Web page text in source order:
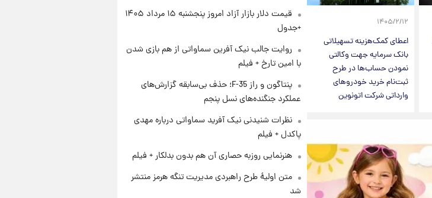
۱۴۰۵/۲/۱۲
اعطای کمک‌هزینه تسهیلاتی
بانک سرمایه جهت وکالتی
نمودن حساب‌ها در طرح
ثبت‌نام خرید خودروهای
وارداتی شرکت اتونوین
قیمت دلار بازار آزاد امروز پنجشنبه ۱۵ مرداد ۱۴۰۵
+جدول
روایت جالب نیک آفرین سماواتی از هم بازی شدن
با امین تارخ + فیلم
پنتاگون و راز F-35؛ حذف بی‌سابقه گزارش‌های
عملکرد جنگنده‌های نسل پنجم
نظرات شنیدنی نیک آفرید سماواتی درباره مهدی
پاکدل + فیلم
هنرنمایی روزبه حصاری آن هم بدون بدلکار + فیلم
متن اولیۀ طرح راهبردی مدیریت تنگه هرمز منتشر
شد